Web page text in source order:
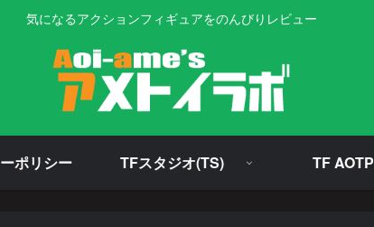
気になるアクションフィギュアをのんびりレビュー
ポリシー TFスタジオ(TS) TF AOTP